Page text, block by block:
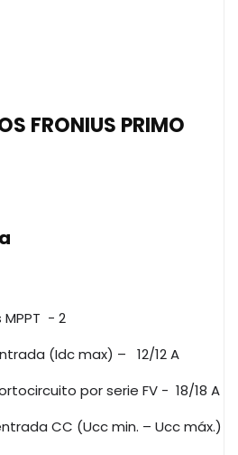
FRONIUS PRIMO
- 2
(Idc max) –
12/12 A
por serie FV - 18/18 A
CC (Ucc min. – Ucc máx.)